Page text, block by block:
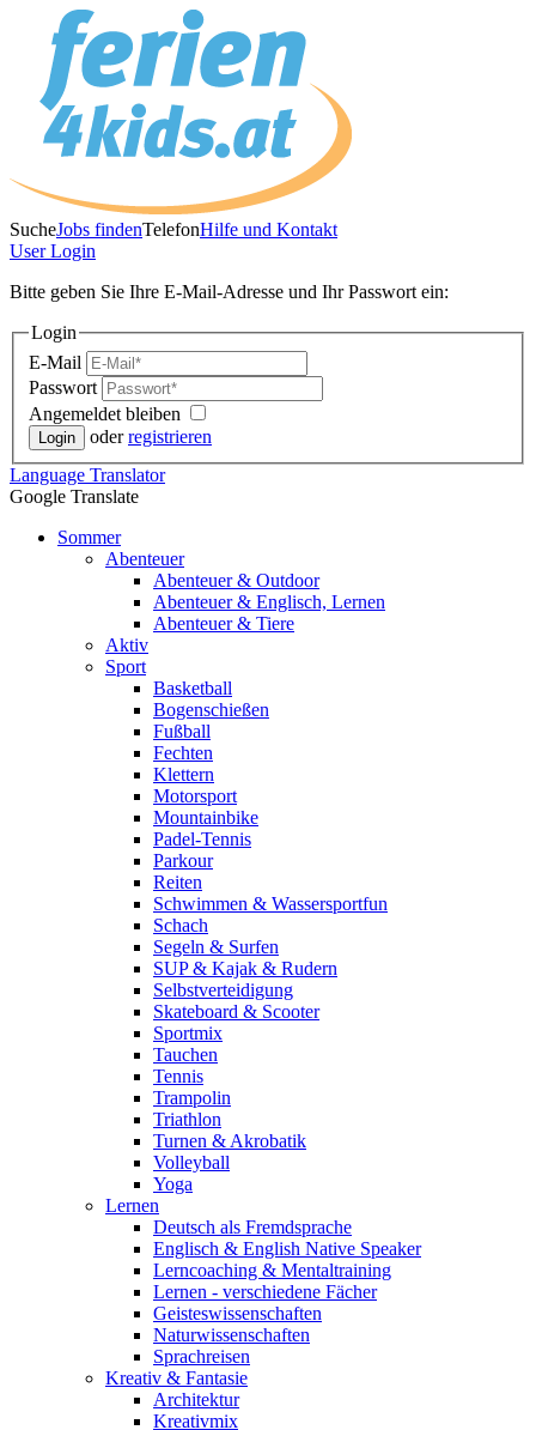
SucheJobs findenTelefonHilfe und Kontakt
UserLogin
Bitte geben Sie Ihre E-Mail-Adresse und Ihr Passwort ein:
Login
E-Mail
Passwort
Angemeldet bleiben
oderregistrieren
Language Translator
Google Translate
Sommer
Abenteuer
Abenteuer & Outdoor
Abenteuer & Englisch, Lernen
Abenteuer & Tiere
Aktiv
Sport
Basketball
Bogenschießen
Fußball
Fechten
Klettern
Motorsport
Mountainbike
Padel-Tennis
Parkour
Reiten
Schwimmen & Wassersportfun
Schach
Segeln & Surfen
SUP & Kajak & Rudern
Selbstverteidigung
Skateboard & Scooter
Sportmix
Tauchen
Tennis
Trampolin
Triathlon
Turnen & Akrobatik
Volleyball
Yoga
Lernen
Deutsch als Fremdsprache
Englisch & English Native Speaker
Lerncoaching & Mentaltraining
Lernen - verschiedene Fächer
Geisteswissenschaften
Naturwissenschaften
Sprachreisen
Kreativ & Fantasie
Architektur
Kreativmix